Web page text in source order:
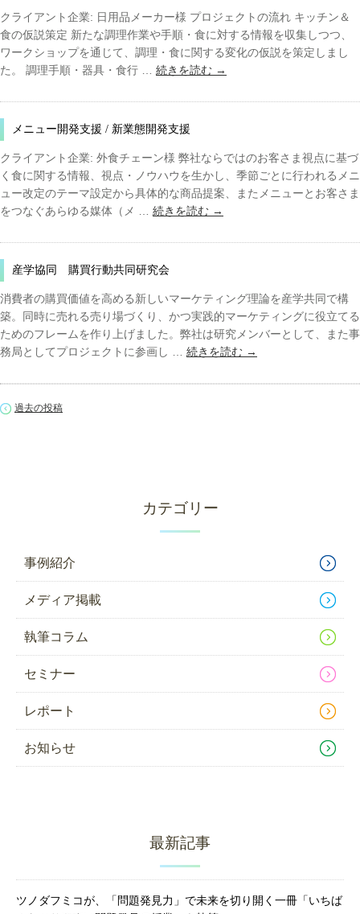
クライアント企業: 日用品メーカー様 プロジェクトの流れ キッチン＆
食の仮説策定 新たな調理作業や手順・食に対する情報を収集しつつ、
ワークショップを通じて、調理・食に関する変化の仮説を策定しまし
た。 調理手順・器具・食行 … 続きを読む →
メニュー開発支援 / 新業態開発支援
クライアント企業: 外食チェーン様 弊社ならではのお客さま視点に基づ
く食に関する情報、視点・ノウハウを生かし、季節ごとに行われるメニ
ュー改定のテーマ設定から具体的な商品提案、またメニューとお客さま
をつなぐあらゆる媒体（メ … 続きを読む →
産学協同 購買行動共同研究会
消費者の購買価値を高める新しいマーケティング理論を産学共同で構
築。同時に売れる売り場づくり、かつ実践的マーケティングに役立てる
ためのフレームを作り上げました。弊社は研究メンバーとして、また事
務局としてプロジェクトに参画し … 続きを読む →
過去の投稿
カテゴリー
事例紹介
メディア掲載
執筆コラム
セミナー
レポート
お知らせ
最新記事
ツノダフミコが、「問題発見力」で未来を切り開く一冊「いちば